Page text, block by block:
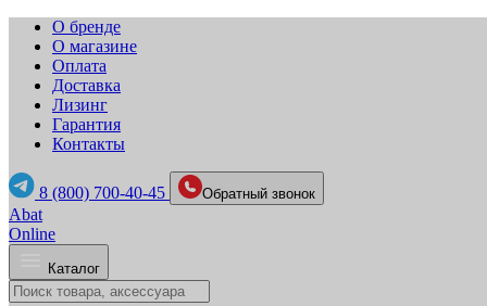
О бренде
О магазине
Оплата
Доставка
Лизинг
Гарантия
Контакты
8 (800) 700-40-45 Обратный звонок
Abat
Online
Каталог